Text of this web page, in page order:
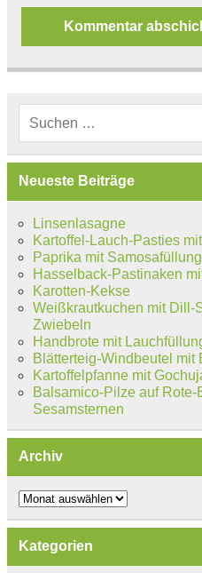
Neueste Beiträge
Linsenlasagne
Kartoffel-Lauch-Pasties
Paprika mit Samosafüllung
Hasselback-Pastinaken
Karotten-Kekse
Weißkrautkuchen mit Dill-
Zwiebeln
Handbrote mit
Blätterteig-Windbeutel mit
Kartoffelpfanne mit
Balsamico-Pilze auf
Sesamsternen
Archiv
Archiv
Kategorien